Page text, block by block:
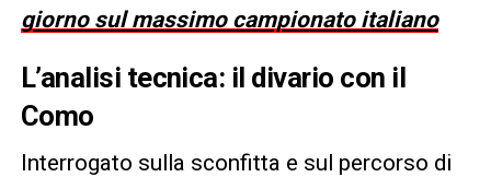
giorno sul massimo campionato italiano
L’analisi tecnica: il divario con il
Como
Interrogato sulla sconfitta e sul percorso di